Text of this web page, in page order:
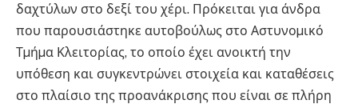
δαχτύλων στο δεξί του χέρι. Πρόκειται για άνδρα
που παρουσιάστηκε αυτοβούλως στο Αστυνοµικό
Τµήµα Κλειτορίας, το οποίο έχει ανοικτή την
υπόθεση και συγκεντρώνει στοιχεία και καταθέσεις
στο πλαίσιο της προανάκρισης που είναι σε πλήρη